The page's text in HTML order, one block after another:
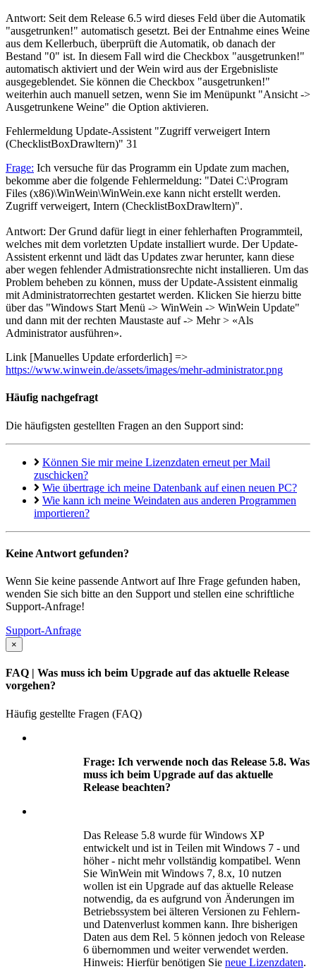
Antwort: Seit dem Release 6.5 wird dieses Feld über die Automatik
"ausgetrunken!" automatisch gesetzt. Bei der Entnahme eines Weine
aus dem Kellerbuch, überprüft die Automatik, ob danach der
Bestand "0" ist. In diesem Fall wird die Checkbox "ausgetrunken!"
automatisch aktiviert und der Wein wird aus der Ergebnisliste
ausgegeblendet. Sie können die Checkbox "ausgetrunken!"
weiterhin auch manuell setzen, wenn Sie im Menüpunkt "Ansicht ->
Ausgetrunkene Weine" die Option aktivieren.
Fehlermeldung Update-Assistent "Zugriff verweigert Intern
(ChecklistBoxDrawltern)" 31
Frage: Ich versuche für das Programm ein Update zum machen,
bekomme aber die folgende Fehlermeldung: "Datei C:\Program
Files (x86)\WinWein\WinWein.exe kann nicht erstellt werden.
Zugriff verweigert, Intern (ChecklistBoxDrawltern)".
Antwort: Der Grund dafür liegt in einer fehlerhaften Programmteil,
welches mit dem vorletzten Update installiert wurde. Der Update-
Assistent erkennt und lädt das Updates zwar herunter, kann diese
aber wegen fehlender Admistrationsrechte nicht installieren. Um das
Problem beheben zu können, muss der Update-Assistent einmalig
mit Administratorrechten gestartet werden. Klicken Sie hierzu bitte
über das "Windows Start Menü -> WinWein -> WinWein Update"
und dann mit der rechten Maustaste auf -> Mehr > «Als
Administrator ausführen».
Link [Manuelles Update erforderlich] =>
https://www.winwein.de/assets/images/mehr-administrator.png
Häufig nachgefragt
Die häufigsten gestellten Fragen an den Support sind:
Können Sie mir meine Lizenzdaten erneut per Mail
zuschicken?
Wie übertrage ich meine Datenbank auf einen neuen PC?
Wie kann ich meine Weindaten aus anderen Programmen
importieren?
Keine Antwort gefunden?
Wenn Sie keine passende Antwort auf Ihre Frage gefunden haben,
wenden Sie sich bitte an den Support und stellen eine schriftliche
Support-Anfrage!
Support-Anfrage
×
FAQ | Was muss ich beim Upgrade auf das aktuelle Release
vorgehen?
Häufig gestellte Fragen (FAQ)
Frage: Ich verwende noch das Release 5.8. Was
muss ich beim Upgrade auf das aktuelle
Release beachten?
Das Release 5.8 wurde für Windows XP
entwickelt und ist in Teilen mit Windows 7 - und
höher - nicht mehr vollständig kompatibel. Wenn
Sie WinWein mit Windows 7, 8.x, 10 nutzen
wollen ist ein Upgrade auf das aktuelle Release
notwendig, da es aufgrund von Änderungen im
Betriebssystem bei älteren Versionen zu Fehlern-
und Datenverlust kommen kann. Ihre bisherigen
Daten aus dem Rel. 5 können jedoch von Release
6 übernommen und weiter verwendet werden.
Hinweis: Hierfür benötigen Sie neue Lizenzdaten.